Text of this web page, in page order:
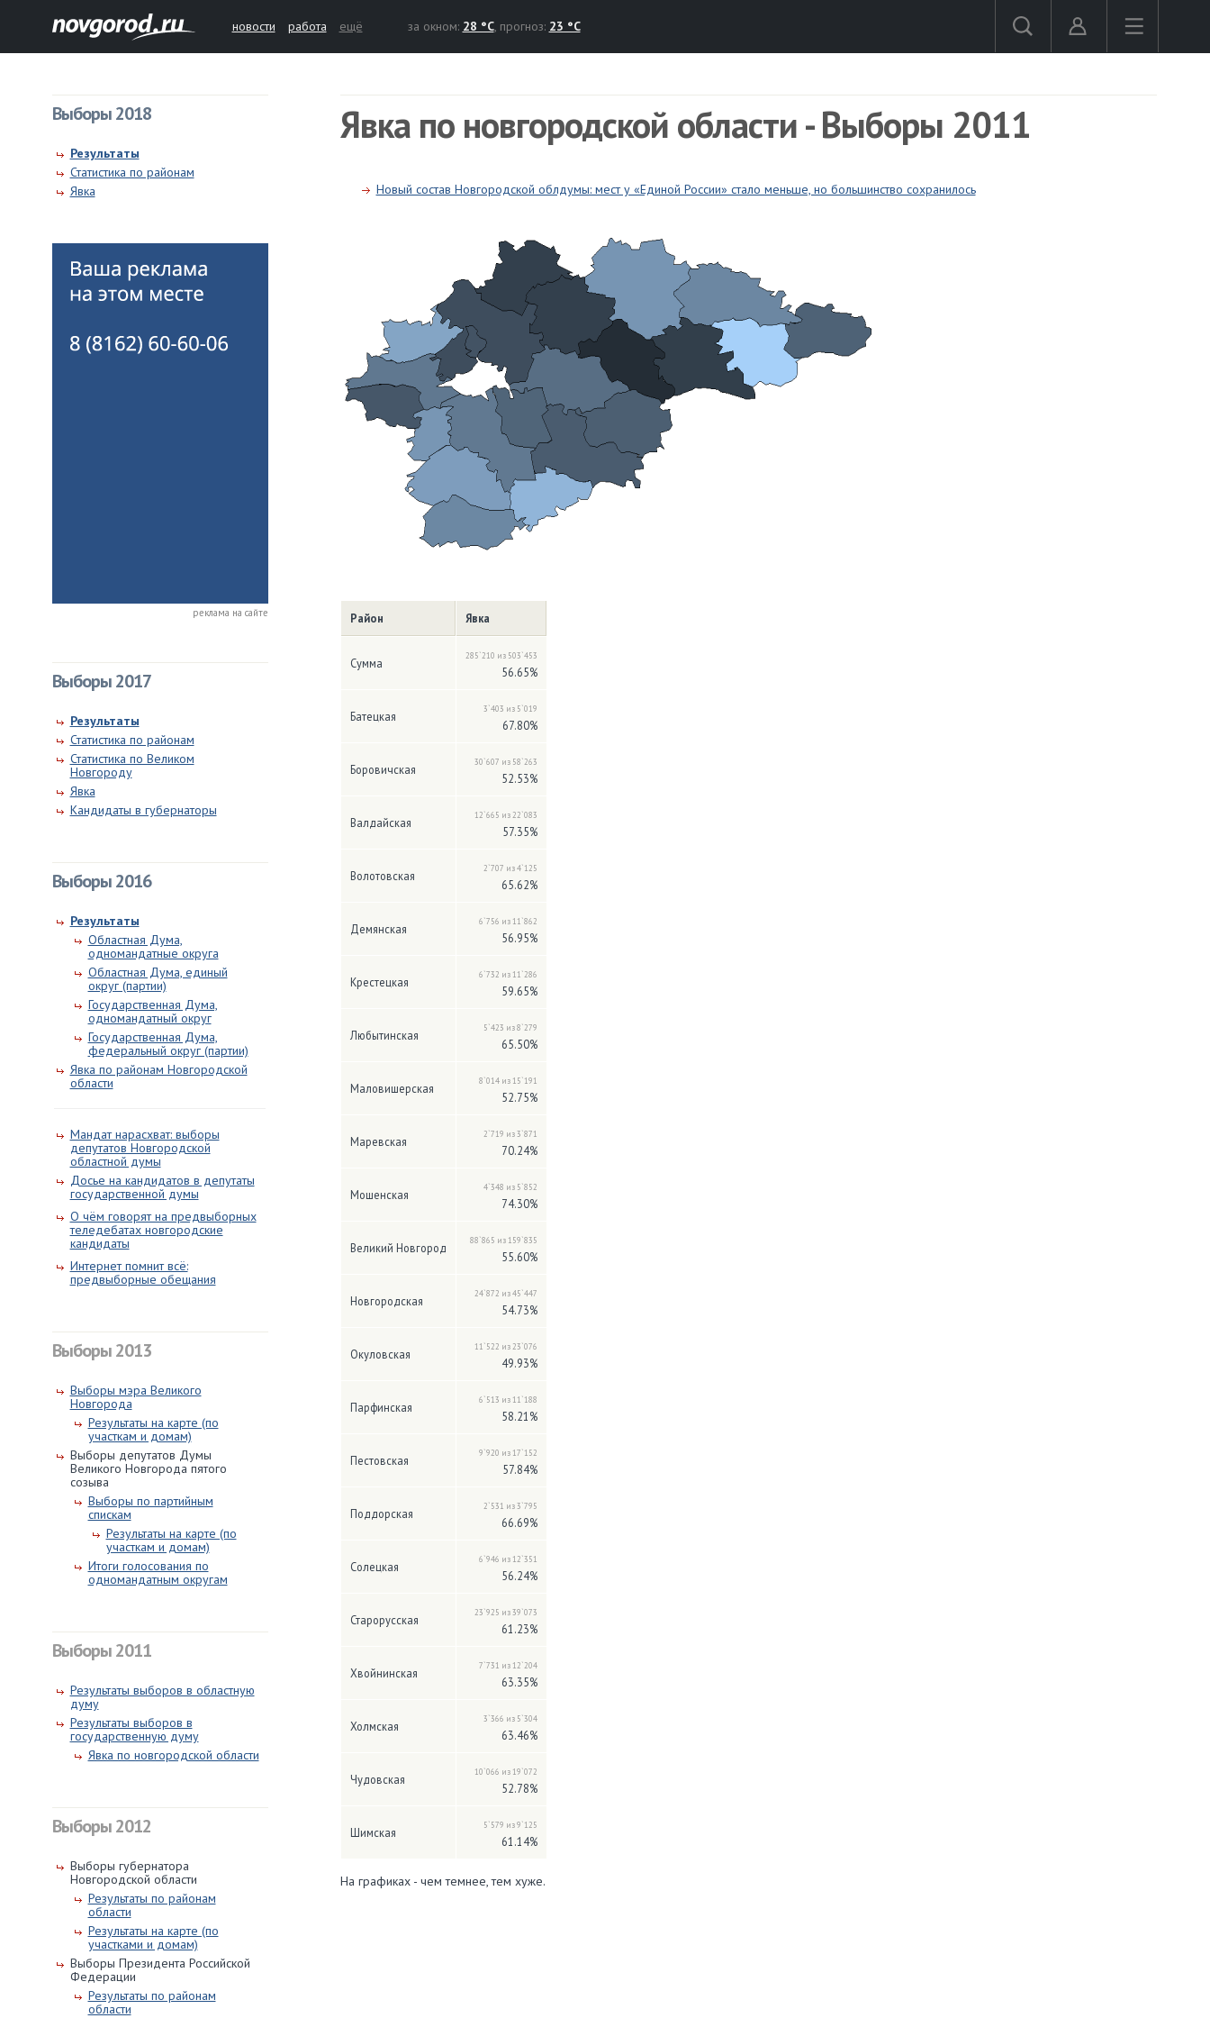
новости работа ещё за окном: 28 °C, прогноз: 23 °C
Выборы 2018
Результаты
Статистика по районам
Явка
реклама на сайте
Выборы 2017
Результаты
Статистика по районам
Статистика по Великом
Новгороду
Явка
Кандидаты в губернаторы
Выборы 2016
Результаты
Областная Дума,
одномандатные округа
Областная Дума, единый
округ (партии)
Государственная Дума,
одномандатный округ
Государственная Дума,
федеральный округ (партии)
Явка по районам Новгородской
области
Мандат нарасхват: выборы
депутатов Новгородской
областной думы
Досье на кандидатов в депутаты
государственной думы
О чём говорят на предвыборных
теледебатах новгородские
кандидаты
Интернет помнит всё:
предвыборные обещания
Выборы 2013
Выборы мэра Великого
Новгорода
Результаты на карте (по
участкам и домам)
Выборы депутатов Думы
Великого Новгорода пятого
созыва
Выборы по партийным
спискам
Результаты на карте (по
участкам и домам)
Итоги голосования по
одномандатным округам
Выборы 2011
Результаты выборов в областную
думу
Результаты выборов в
государственную думу
Явка по новгородской области
Выборы 2012
Выборы губернатора
Новгородской области
Результаты по районам
области
Результаты на карте (по
участками и домам)
Выборы Президента Российской
Федерации
Результаты по районам
области
Явка по новгородской области - Выборы 2011
Новый состав Новгородской облдумы: мест у «Единой России» стало меньше, но большинство сохранилось
Район Явка
Сумма
285`210 из 503`453
56.65%
Батецкая
3`403 из 5`019
67.80%
Боровичская
30`607 из 58`263
52.53%
Валдайская
12`665 из 22`083
57.35%
Волотовская
2`707 из 4`125
65.62%
Демянская
6`756 из 11`862
56.95%
Крестецкая
6`732 из 11`286
59.65%
Любытинская
5`423 из 8`279
65.50%
Маловишерская
8`014 из 15`191
52.75%
Маревская
2`719 из 3`871
70.24%
Мошенская
4`348 из 5`852
74.30%
Великий Новгород
88`865 из 159`835
55.60%
Новгородская
24`872 из 45`447
54.73%
Окуловская
11`522 из 23`076
49.93%
Парфинская
6`513 из 11`188
58.21%
Пестовская
9`920 из 17`152
57.84%
Поддорская
2`531 из 3`795
66.69%
Солецкая
6`946 из 12`351
56.24%
Старорусская
23`925 из 39`073
61.23%
Хвойнинская
7`731 из 12`204
63.35%
Холмская
3`366 из 5`304
63.46%
Чудовская
10`066 из 19`072
52.78%
Шимская
5`579 из 9`125
61.14%
На графиках - чем темнее, тем хуже.